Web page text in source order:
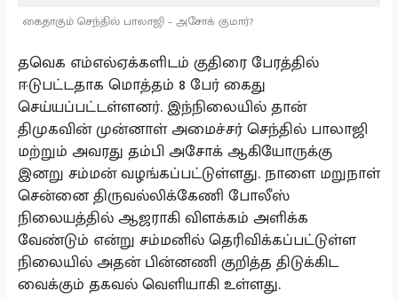
கைதாகும் செந்தில் பாலாஜி – அசோக் குமார்?
தவெக எம்எல்ஏக்களிடம் குதிரை பேரத்தில்
ஈடுபட்டதாக மொத்தம் 8 பேர் கைது
செய்யப்பட்டள்ளனர். இந்நிலையில் தான்
திமுகவின் முன்னாள் அமைச்சர் செந்தில் பாலாஜி
மற்றும் அவரது தம்பி அசோக் ஆகியோருக்கு
இனறு சம்மன் வழங்கப்பட்டுள்ளது. நாளை மறுநாள்
சென்னை திருவல்லிக்கேணி போலீஸ்
நிலையத்தில் ஆஜராகி விளக்கம் அளிக்க
வேண்டும் என்று சம்மனில் தெரிவிக்கப்பட்டுள்ள
நிலையில் அதன் பின்னணி குறித்த திடுக்கிட
வைக்கும் தகவல் வெளியாகி உள்ளது.